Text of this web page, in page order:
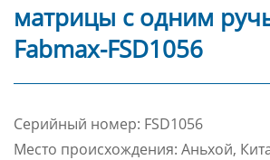
матрицы с одним
Fabmax-FSD1056
Cерийный номер: FSD1056
Место происхождения: Аньхой,